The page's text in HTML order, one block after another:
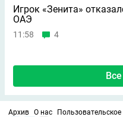
Игрок «Зенита»
ОАЭ
11:58 4
Архив О нас